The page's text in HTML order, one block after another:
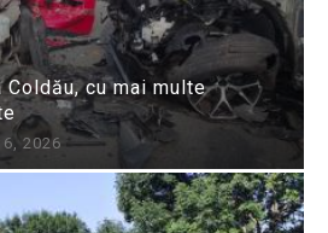
Coldău, cu mai multe
2026